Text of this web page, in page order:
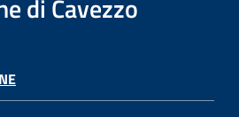
di Cavezzo